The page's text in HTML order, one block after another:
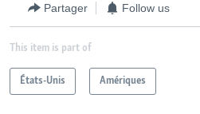
Partager Follow us
This item is part of
États-Unis Amériques